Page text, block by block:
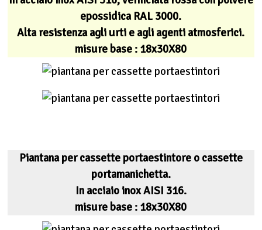
epossidica RAL 3000.
Alta resistenza agli urti e agli agenti atmosferici.
misure base : 18x30X80
Piantana per cassette portaestintore o cassette
portamanichetta.
In acciaio inox AISI 316.
misure base : 18x30X80